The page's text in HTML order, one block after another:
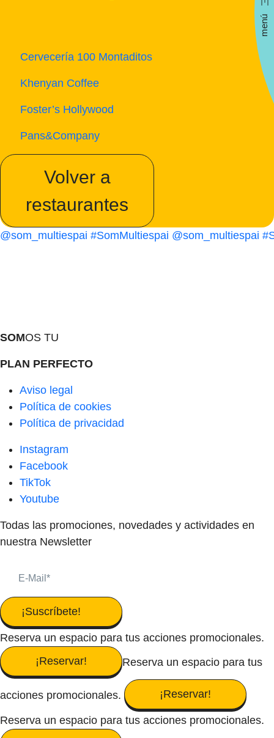
menú
Cervecería 100 Montaditos
Khenyan Coffee
Foster’s Hollywood
Pans&Company
Volver a
restaurantes
@som_multiespai #SomMultiespai @som_multiespai
SOMOS TU
PLAN PERFECTO
Aviso legal
Política de cookies
Política de privacidad
Instagram
Facebook
TikTok
Youtube
Todas las promociones, novedades y actividades en
nuestra Newsletter
¡Suscríbete!
Reserva un espacio para tus acciones promocionales.
¡Reservar!
Reserva un espacio para tus
acciones promocionales. ¡Reservar!
Reserva un espacio para tus acciones promocionales.